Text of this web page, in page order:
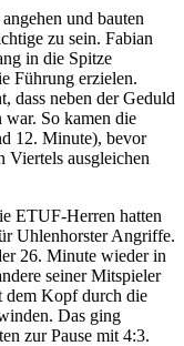
und bauten
zu sein. Fabian
in die Spitze
Führung erzielen.
dass neben der Geduld
war. So kamen die
12. Minute), bevor
Viertels ausgleichen
ETUF-Herren hatten
Uhlenhorster Angriffe.
26. Minute wieder in
seiner Mitspieler
dem Kopf durch die
Das ging
zur Pause mit 4:3.